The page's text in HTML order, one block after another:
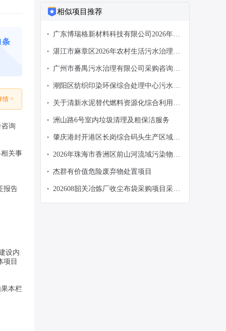
条
情 >
询
关事
报告
设内
项目
本栏
相似项目推荐
•
广东博瑞格新材料科技有限公司2026年博
采购公告
• 湛江市麻章区2026年农村生活污水治理提
•
广州市番禺污水治理有限公司采购咨询服
公告
• 潮阳区纺织印染环保综合处理中心污水处
公告
•
关于清新水泥替代燃料资源化综合利用技
• 洲山路6号室内垃圾清理及粗保洁服务
•
肇庆港封开港区长岗综合码头生产区域卫
• 2026年珠海市香洲区前山河流域污染物通
• 杰群有价值危险废弃物处置项目
• 202608韶关冶炼厂收尘布袋采购项目采购